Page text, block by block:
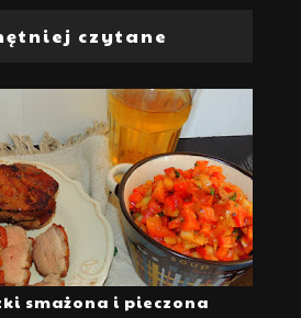
czytane
smażona i pieczona